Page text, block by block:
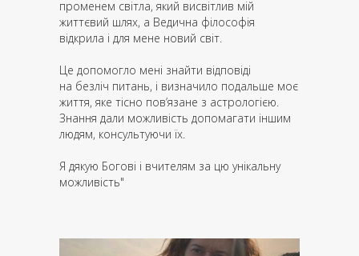
променем світла, який висвітлив мій
життєвий шлях, а Ведична філософія
відкрила і для мене новий світ.
Це допомогло мені знайти відповіді
на безліч питань, і визначило подальше моє
життя, яке тісно пов’язане з астрологією.
Знання дали можливість допомагати іншим
людям, консультуючи їх.
Я дякую Богові і вчителям за цю унікальну
можливість"